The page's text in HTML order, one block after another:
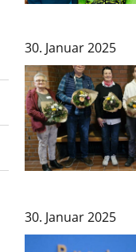
30. Januar 2025
30. Januar 2025